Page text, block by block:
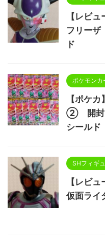
【レビ
フリー
ド
ポケモンカ
【ポケ
② 開封
シール
SHフィギ
【レビ
仮面ライ